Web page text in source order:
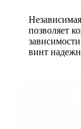
позволяет
винт